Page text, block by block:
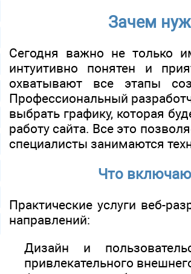
Зачем
Сегодня важно не только
интуитивно понятен и
охватывают все этапы
Профессиональный
выбрать графику, которая
работу сайта. Все это
специалисты занимаются
Что
Практические услуги веб-
направлений:
Дизайн и
привлекательного